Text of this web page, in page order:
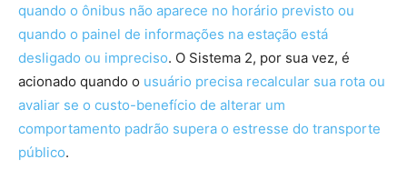
quando o ônibus não aparece no horário previsto ou
quando o painel de informações na estação está
desligado ou impreciso. O Sistema 2, por sua vez, é
acionado quando o usuário precisa recalcular sua rota ou
avaliar se o custo-benefício de alterar um
comportamento padrão supera o estresse do transporte
público.